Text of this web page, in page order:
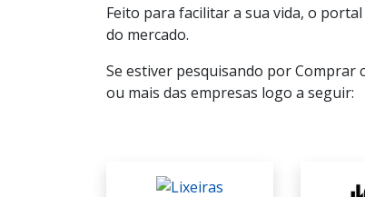
Feito para facilitar a sua vida, o
do mercado.
Se estiver pesquisando por Comprar
ou mais das empresas logo a seguir: